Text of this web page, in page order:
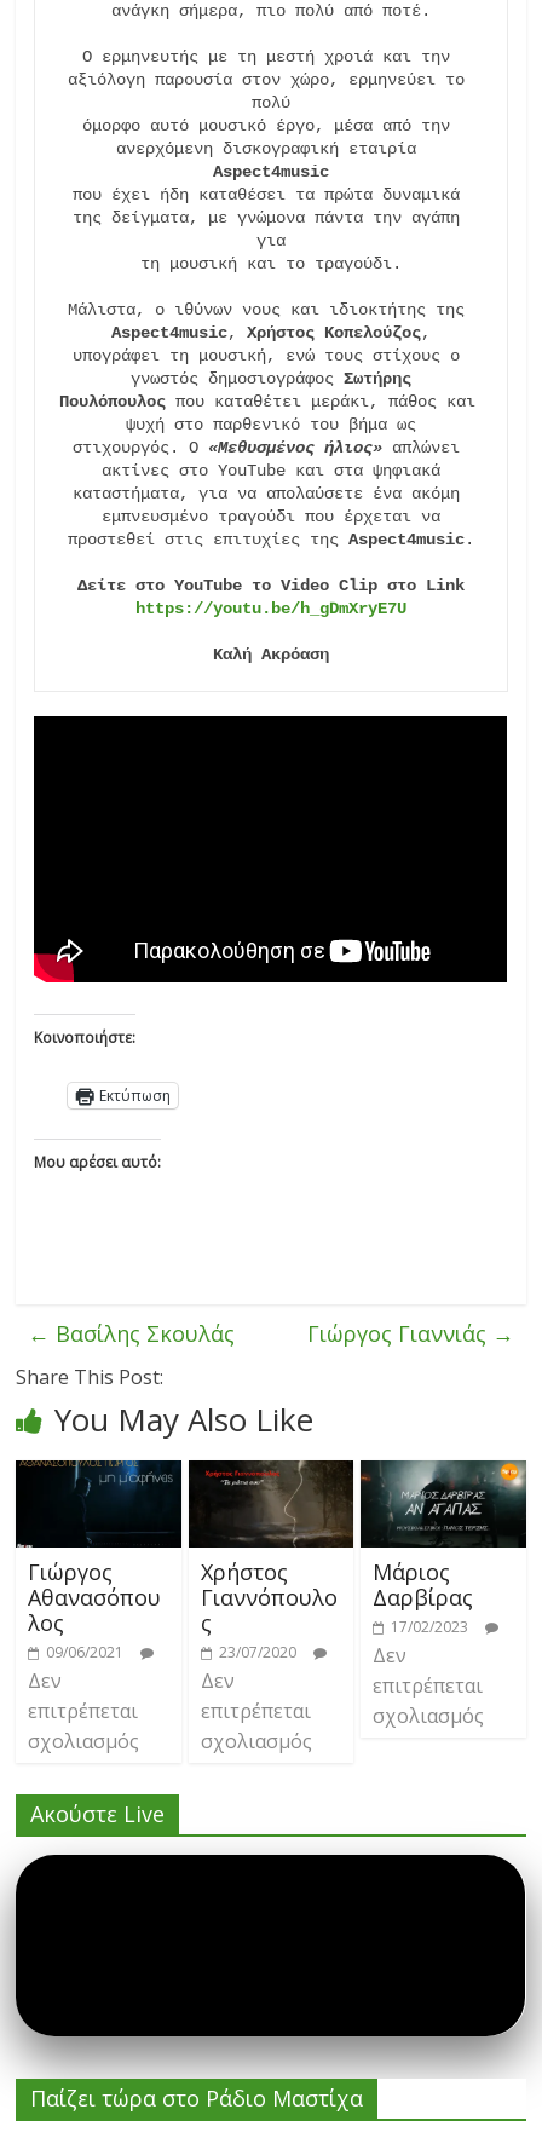
ανάγκη σήμερα, πιο πολύ από ποτέ.
Ο ερμηνευτής με τη μεστή χροιά και την
αξιόλογη παρουσία στον χώρο, ερμηνεύει το
πολύ
όμορφο αυτό μουσικό έργο, μέσα από την
ανερχόμενη δισκογραφική εταιρία
Aspect4music
που έχει ήδη καταθέσει τα πρώτα δυναμικά
της δείγματα, με γνώμονα πάντα την αγάπη
για
τη μουσική και το τραγούδι.
Μάλιστα, ο ιθύνων νους και ιδιοκτήτης της
Aspect4music, Χρήστος Κοπελούζος,
υπογράφει τη μουσική, ενώ τους στίχους ο
γνωστός δημοσιογράφος Σωτήρης
Πουλόπουλος που καταθέτει μεράκι, πάθος και
ψυχή στο παρθενικό του βήμα ως
στιχουργός. Ο «Μεθυσμένος ήλιος» απλώνει
ακτίνες στο YouTube και στα ψηφιακά
καταστήματα, για να απολαύσετε ένα ακόμη
εμπνευσμένο τραγούδι που έρχεται να
προστεθεί στις επιτυχίες της Aspect4music.
Δείτε στο ΥouΤube το Video Clip στο Link
https://youtu.be/h_gDmXryE7U
Καλή Ακρόαση
Κοινοποιήστε:
Εκτύπωση
Μου αρέσει αυτό:
← Βασίλης Σκουλάς Γιώργος Γιαννιάς →
Share This Post:
You May Also Like
Γιώργος
Αθανασόπου
λος
09/06/2021
Δεν
επιτρέπεται
σχολιασμός
Χρήστος
Γιαννόπουλο
ς
23/07/2020
Δεν
επιτρέπεται
σχολιασμός
Μάριος
Δαρβίρας
17/02/2023
Δεν
επιτρέπεται
σχολιασμός
Ακούστε Live
Παίζει τώρα στο Ράδιο Μαστίχα